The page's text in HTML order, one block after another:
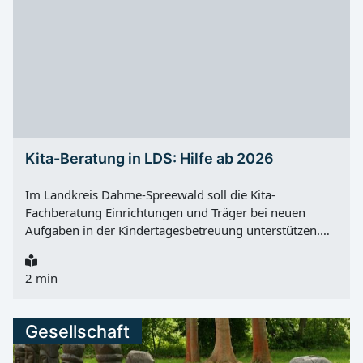
Kita-Beratung in LDS: Hilfe ab 2026
Im Landkreis Dahme-Spreewald soll die Kita-
Fachberatung Einrichtungen und Träger bei neuen
Aufgaben in der Kindertagesbetreuung unterstützen.
Bildung und Betreuung ab Samstag, 01.08.2026 für
neu eingeschulte Kinder nach § 24 Absatz 4 SGB VIII.
Zusammenarbeit zwischen Grundschulen und
Einrichtungen der Kindertagesbetreuung wichtig. Dazu
zählen vor allem Kindertagesstätten und Horte. In
2 min
Gesellschaft